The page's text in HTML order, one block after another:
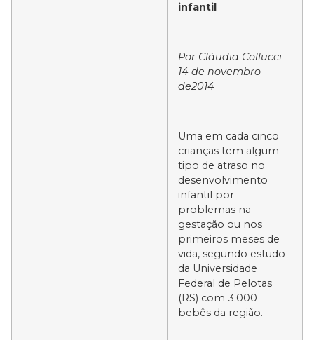
infantil
Por Cláudia Collucci –
14 de novembro
de2014
Uma em cada cinco
crianças tem algum
tipo de atraso no
desenvolvimento
infantil por
problemas na
gestação ou nos
primeiros meses de
vida, segundo estudo
da Universidade
Federal de Pelotas
(RS) com 3.000
bebês da região.